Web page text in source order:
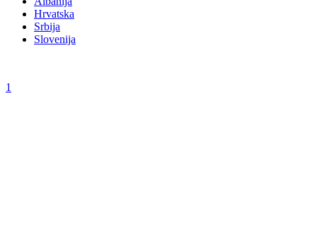
Hrvatska
Srbija
Slovenija
1